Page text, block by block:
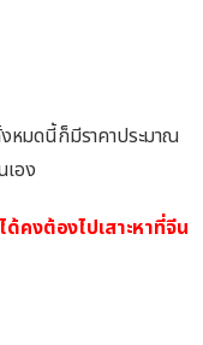
หมดนี้ก็มีราคาประมาณ
อง
คงต้องไปเสาะหาที่จีน